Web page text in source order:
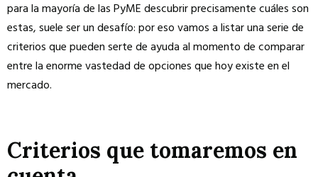
para la mayoría de las PyME descubrir precisamente cuáles son
estas, suele ser un desafío: por eso vamos a listar una serie de
criterios que pueden serte de ayuda al momento de comparar
entre la enorme vastedad de opciones que hoy existe en el
mercado.
Criterios que tomaremos en